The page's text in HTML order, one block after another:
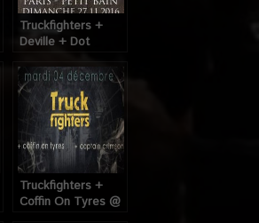
Truckfighters +
Deville + Dot
Legacy @ Petit
Bain (Paris), le 27
Novembre 2016
Truckfighters +
Coffin On Tyres @